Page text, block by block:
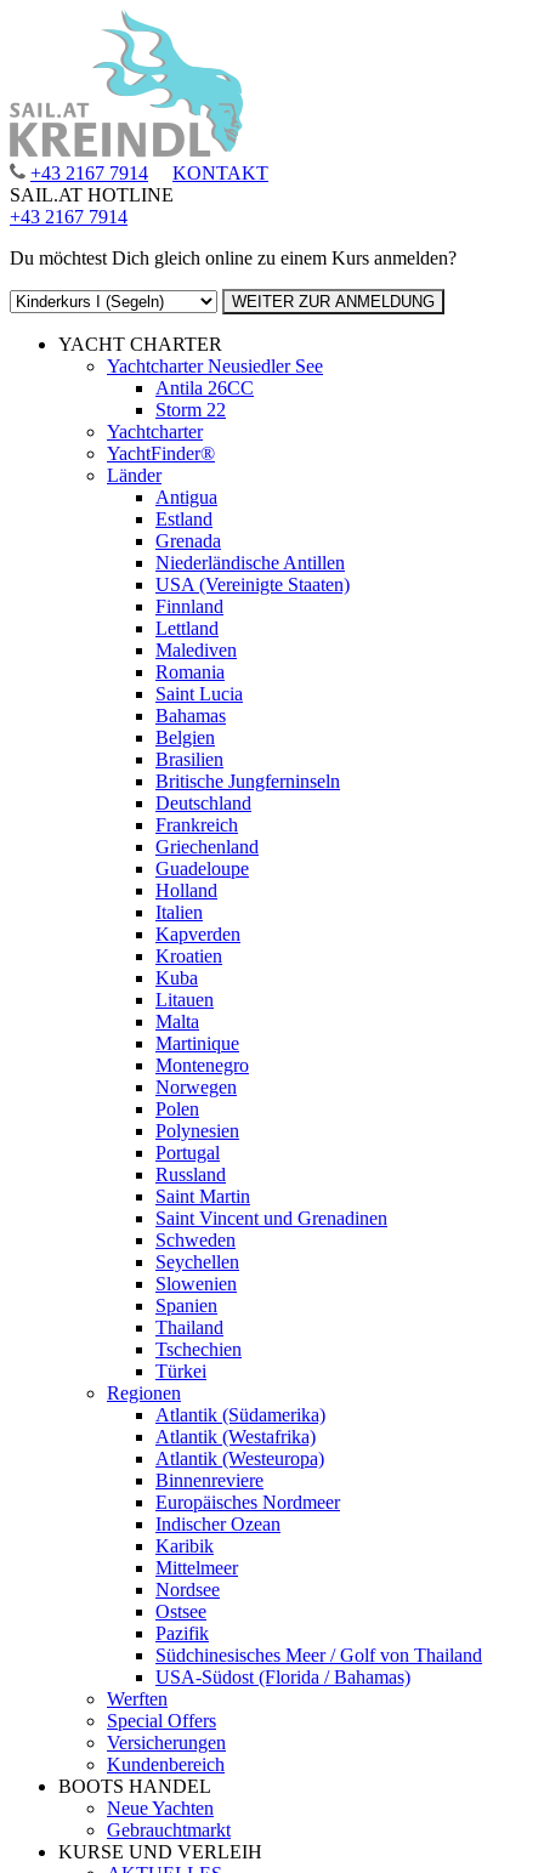
+43 2167 7914
KONTAKT
SAIL.AT HOTLINE
+43 2167 7914
Du möchtest Dich gleich online zu einem Kurs anmelden?
YACHT CHARTER
Yachtcharter Neusiedler See
Antila 26CC
Storm 22
Yachtcharter
YachtFinder®
Länder
Antigua
Estland
Grenada
Niederländische Antillen
USA (Vereinigte Staaten)
Finnland
Lettland
Malediven
Romania
Saint Lucia
Bahamas
Belgien
Brasilien
Britische Jungferninseln
Deutschland
Frankreich
Griechenland
Guadeloupe
Holland
Italien
Kapverden
Kroatien
Kuba
Litauen
Malta
Martinique
Montenegro
Norwegen
Polen
Polynesien
Portugal
Russland
Saint Martin
Saint Vincent und Grenadinen
Schweden
Seychellen
Slowenien
Spanien
Thailand
Tschechien
Türkei
Regionen
Atlantik (Südamerika)
Atlantik (Westafrika)
Atlantik (Westeuropa)
Binnenreviere
Europäisches Nordmeer
Indischer Ozean
Karibik
Mittelmeer
Nordsee
Ostsee
Pazifik
Südchinesisches Meer / Golf von Thailand
USA-Südost (Florida / Bahamas)
Werften
Special Offers
Versicherungen
Kundenbereich
BOOTS HANDEL
Neue Yachten
Gebrauchtmarkt
KURSE UND VERLEIH